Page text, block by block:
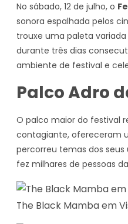
No sábado, 12 de julho, o
sonora espalhada pelos
trouxe uma paleta
durante três dias
ambiente de festival e
Palco Adro
O palco maior do festival
contagiante, ofereceram
percorreu temas dos
fez milhares de pessoas
The Black Mamba em